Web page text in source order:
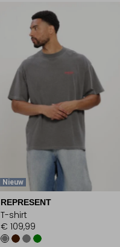
Nieuw
REPRESENT
T-shirt
€ 109,99